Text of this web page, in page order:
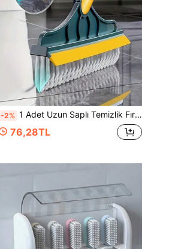
-2% 1 Adet Uzun Saplı Temizlik Fırçası, 2'si 1 Arada Yer Boşluğu Temizleme Aparatı, Banyo, Tuvalet ve Otel İçin Uygun, 180 Derece Dönebilen Fırça Başlığı, V Şekilli Çift Taraflı Yer Temizleme Fırçası, Ev Temizlik Aleti, Banyo, Mutfak ve Ev İçin Uygun
76,28TL